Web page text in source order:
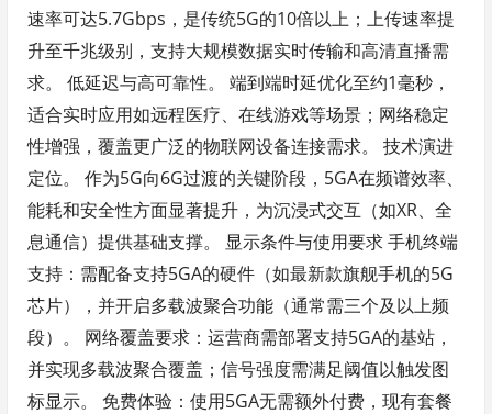
速率可达5.7Gbps，是传统5G的10倍以上；上传速率提
升至千兆级别，支持大规模数据实时传输和高清直播需
求。 低延迟与高可靠性。 端到端时延优化至约1毫秒，
适合实时应用如远程医疗、在线游戏等场景；网络稳定
性增强，覆盖更广泛的物联网设备连接需求。 技术演进
定位。 作为5G向6G过渡的关键阶段，5GA在频谱效率、
能耗和安全性方面显著提升，为沉浸式交互（如XR、全
息通信）提供基础支撑。 显示条件与使用要求 手机终端
支持：需配备支持5GA的硬件（如最新款旗舰手机的5G
芯片），并开启多载波聚合功能（通常需三个及以上频
段）。 网络覆盖要求：运营商需部署支持5GA的基站，
并实现多载波聚合覆盖；信号强度需满足阈值以触发图
标显示。 免费体验：使用5GA无需额外付费，现有套餐